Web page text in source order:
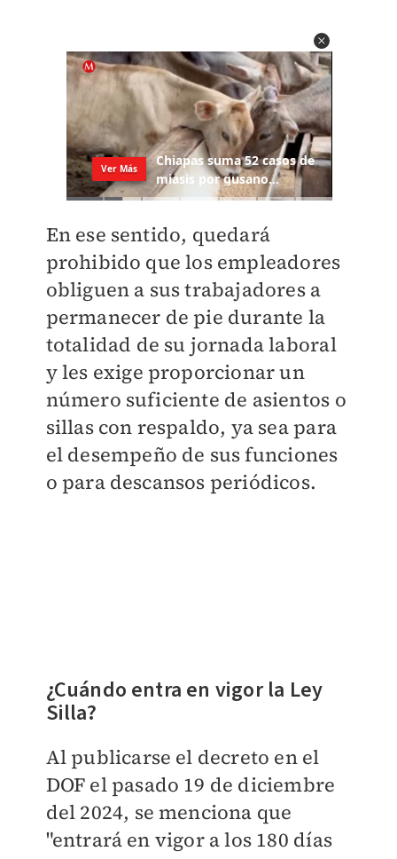
En ese sentido, quedará
prohibido que los empleadores
obliguen a sus trabajadores a
permanecer de pie durante la
totalidad de su jornada laboral
y les exige proporcionar un
número suficiente de asientos o
sillas con respaldo, ya sea para
el desempeño de sus funciones
o para descansos periódicos.
¿Cuándo entra en vigor la Ley
Silla?
Al publicarse el decreto en el
DOF el pasado 19 de diciembre
del 2024, se menciona que
"entrará en vigor a los 180 días